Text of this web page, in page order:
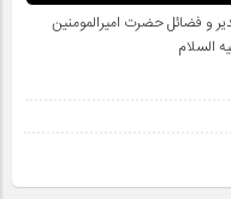
و فضائل حضرت امیرالمومنین
السلام